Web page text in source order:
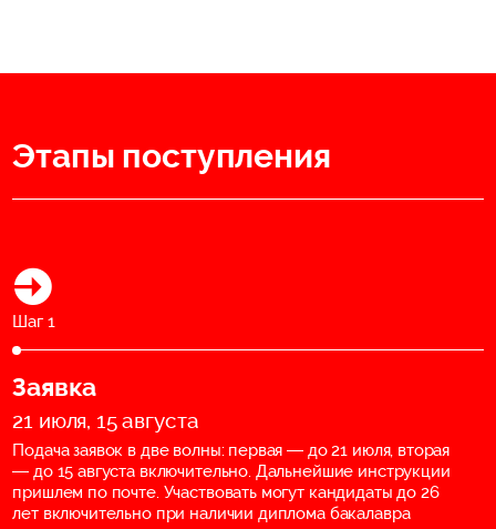
Этапы поступления
Шаг 1
Заявка
21 июля, 15 августа
Подача заявок в две волны: первая — до 21 июля, вторая
— до 15 августа включительно. Дальнейшие инструкции
пришлем по почте. Участвовать могут кандидаты до 26
лет включительно при наличии диплома бакалавра